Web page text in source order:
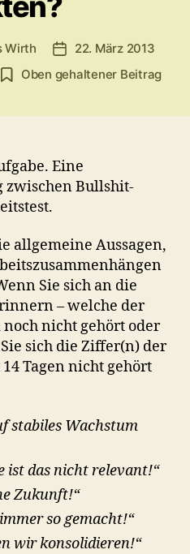
Wirth
22. März 2013
Oben gehaltener Beitrag
Eine
zwischen Bullshit-
allgemeine Aussagen,
Sie sich an die
– welche der
noch nicht gehört oder
sich die Ziffer(n) der
Tagen nicht gehört
stabiles Wachstum
ist das nicht relevant!“
Zukunft!“
so gemacht!“
wir konsolidieren!“